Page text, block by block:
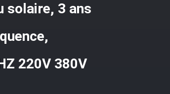
solaire, 3 ans
220V 380V